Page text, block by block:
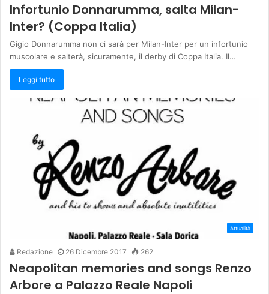
Infortunio Donnarumma, salta Milan-
Inter? (Coppa Italia)
Gigio Donnarumma non ci sarà per Milan-Inter per un infortunio
muscolare e salterà, sicuramente, il derby di Coppa Italia. Il…
Leggi tutto
Attualità
Redazione 26 Dicembre 2017 262
Neapolitan memories and songs Renzo
Arbore a Palazzo Reale Napoli